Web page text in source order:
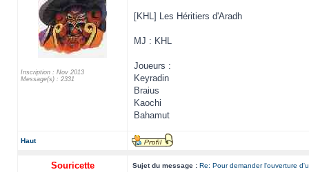
Inscription : Nov 2013
Message(s) : 2331
[KHL] Les Héritiers d'Aradh
MJ : KHL
Joueurs :
Keyradin
Braius
Kaochi
Bahamut
Haut
Souricette Sujet du message : Re: Pour demander l'ouverture